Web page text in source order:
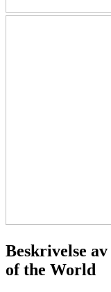
Beskrivelse av
of the World